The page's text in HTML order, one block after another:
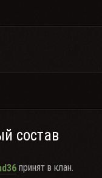
состав
принят в клан.